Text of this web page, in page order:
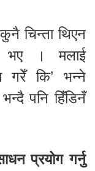
चिन्ता थिएन
भए । मलाई
गरेँ कि’ भन्ने
पनि हिँडिनँ
प्रयोग गर्नु